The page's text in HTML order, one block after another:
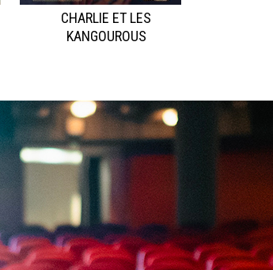
CHARLIE ET LES
KANGOUROUS